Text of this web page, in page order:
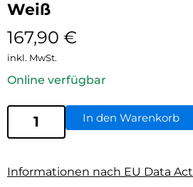
Weiß
167,90 €
inkl. MwSt.
Online verfügbar
In den Warenkorb
Informationen nach EU Data Act